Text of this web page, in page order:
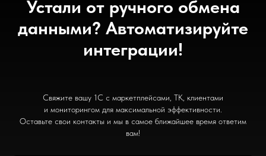
Устали от ручного обмена
данными? Автоматизируйте
интеграции!
Свяжите вашу 1С с маркетплейсами, ТК, клиентами
и мониторингом для максимальной эффективности.
Оставьте свои контакты и мы в самое ближайшее время ответим
вам!